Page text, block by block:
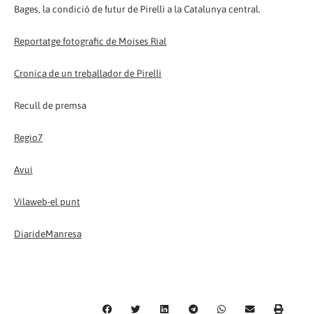
Bages, la condició de futur de Pirelli a la Catalunya central.
Reportatge fotografic de Moises Rial
Cronica de un treballador de Pirelli
Recull de premsa
Regio7
Avui
Vilaweb-el punt
DiarideManresa